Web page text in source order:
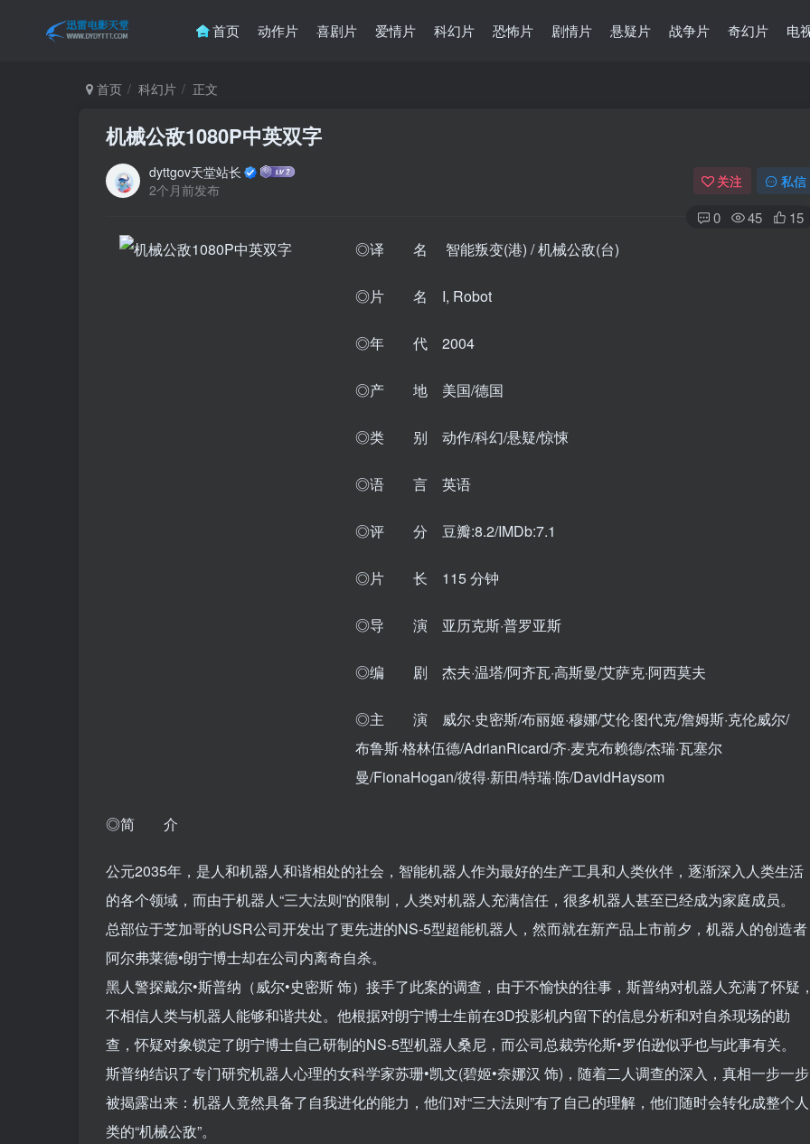
首页 动作片 喜剧片 爱情片 科幻片 恐怖片 剧情片 悬疑片 战争片 奇幻片 电
首页 科幻片 正文
机械公敌1080P中英双字
dyttgov天堂站长
2个月前发布
关注 私信
0 45 15
◎译 名 智能叛变(港) / 机械公敌(台)
◎片 名 I, Robot
◎年 代 2004
◎产 地 美国/德国
◎类 别 动作/科幻/悬疑/惊悚
◎语 言 英语
◎评 分 豆瓣:8.2/IMDb:7.1
◎片 长 115 分钟
◎导 演 亚历克斯·普罗亚斯
◎编 剧 杰夫·温塔/阿齐瓦·高斯曼/艾萨克·阿西莫夫
◎主 演 威尔·史密斯/布丽姬·穆娜/艾伦·图代克/詹姆斯·克伦威尔/
布鲁斯·格林伍德/AdrianRicard/齐·麦克布赖德/杰瑞·瓦塞尔
曼/FionaHogan/彼得·新田/特瑞·陈/DavidHaysom
◎简 介
公元2035年，是人和机器人和谐相处的社会，智能机器人作为最好的生产工具和人类伙伴，逐渐深入人类生活
的各个领域，而由于机器人“三大法则”的限制，人类对机器人充满信任，很多机器人甚至已经成为家庭成员。
总部位于芝加哥的USR公司开发出了更先进的NS-5型超能机器人，然而就在新产品上市前夕，机器人的创造者
阿尔弗莱德•朗宁博士却在公司内离奇自杀。
黑人警探戴尔•斯普纳（威尔•史密斯 饰）接手了此案的调查，由于不愉快的往事，斯普纳对机器人充满了怀疑，
不相信人类与机器人能够和谐共处。他根据对朗宁博士生前在3D投影机内留下的信息分析和对自杀现场的勘
查，怀疑对象锁定了朗宁博士自己研制的NS-5型机器人桑尼，而公司总裁劳伦斯•罗伯逊似乎也与此事有关。
斯普纳结识了专门研究机器人心理的女科学家苏珊•凯文(碧姬•奈娜汉 饰)，随着二人调查的深入，真相一步一步
被揭露出来：机器人竟然具备了自我进化的能力，他们对“三大法则”有了自己的理解，他们随时会转化成整个人
类的“机械公敌”。